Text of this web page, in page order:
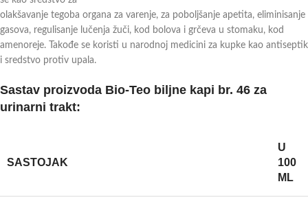
olakšavanje tegoba organa za varenje, za poboljšanje apetita, eliminisanje
gasova, regulisanje lučenja žuči, kod bolova i grčeva u stomaku, kod
amenoreje. Takođe se koristi u narodnoj medicini za kupke kao antiseptik
i sredstvo protiv upala.
Sastav proizvoda Bio-Teo biljne kapi br. 46 za
urinarni trakt:
SASTOJAK
U
100
ML